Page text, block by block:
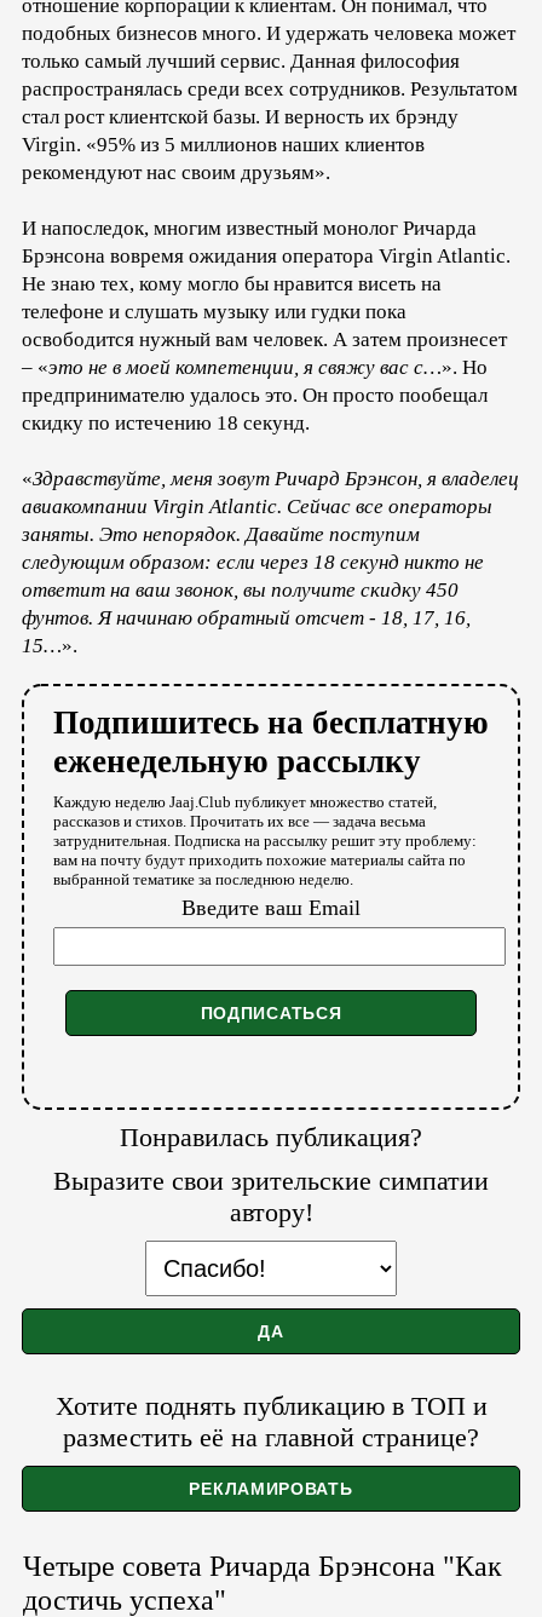
отношение корпорации к клиентам. Он понимал, что
подобных бизнесов много. И удержать человека может
только самый лучший сервис. Данная философия
распространялась среди всех сотрудников. Результатом
стал рост клиентской базы. И верность их брэнду
Virgin. «95% из 5 миллионов наших клиентов
рекомендуют нас своим друзьям».
И напоследок, многим известный монолог Ричарда
Брэнсона вовремя ожидания оператора Virgin Atlantic.
Не знаю тех, кому могло бы нравится висеть на
телефоне и слушать музыку или гудки пока
освободится нужный вам человек. А затем произнесет
– «это не в моей компетенции, я свяжу вас с…». Но
предпринимателю удалось это. Он просто пообещал
скидку по истечению 18 секунд.
«Здравствуйте, меня зовут Ричард Брэнсон, я владелец
авиакомпании Virgin Atlantic. Сейчас все операторы
заняты. Это непорядок. Давайте поступим
следующим образом: если через 18 секунд никто не
ответит на ваш звонок, вы получите скидку 450
фунтов. Я начинаю обратный отсчет - 18, 17, 16,
15…».
Подпишитесь на бесплатную
еженедельную рассылку
Каждую неделю Jaaj.Club публикует множество статей,
рассказов и стихов. Прочитать их все — задача весьма
затруднительная. Подписка на рассылку решит эту проблему:
вам на почту будут приходить похожие материалы сайта по
выбранной тематике за последнюю неделю.
Введите ваш Email
Понравилась публикация?
Выразите свои зрительские симпатии
автору!
Хотите поднять публикацию в ТОП и
разместить её на главной странице?
Четыре совета Ричарда Брэнсона "Как
достичь успеха"